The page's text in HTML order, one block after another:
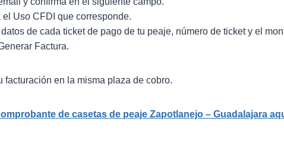
el Uso CFDI que corresponde.
de cada ticket de pago de tu peaje, número de ticket y el
Factura.
facturación en la misma plaza de cobro.
de casetas de peaje Zapotlanejo – Guadalajara